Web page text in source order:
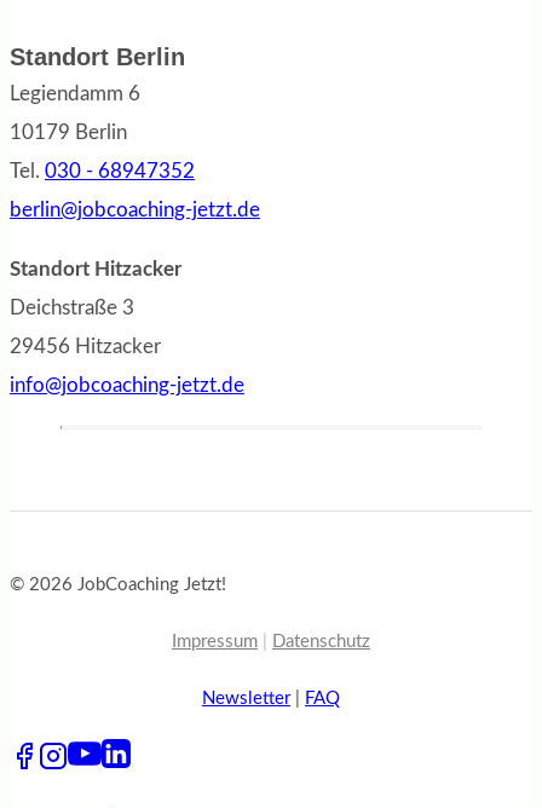
Standort Berlin
Legiendamm 6
10179 Berlin
Tel. 030 - 68947352
berlin@jobcoaching-jetzt.de
Standort Hitzacker
Deichstraße 3
29456 Hitzacker
info@jobcoaching-jetzt.de
© 2026 JobCoaching Jetzt!
Impressum Datenschutz
Newsletter| FAQ